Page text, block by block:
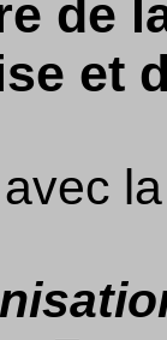
de
et
avec